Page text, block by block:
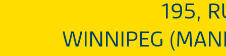
195,
WINNIPEG